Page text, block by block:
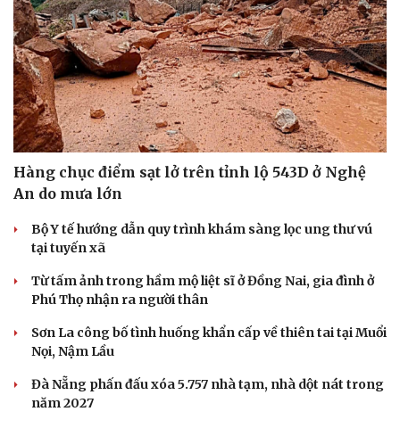
Doanh nghiệp
Thông tin doanh nghiệp
Doanh nghiệp 24h
Doanh nhân
Vì cộng đồng
Công nghệ
Sành điệu
Tin Công nghệ
Trải nghiệm
Chuyển đổi số
Hàng chục điểm sạt lở trên tỉnh lộ 543D ở Nghệ
An do mưa lớn
Bộ Y tế hướng dẫn quy trình khám sàng lọc ung thư vú
tại tuyến xã
Từ tấm ảnh trong hầm mộ liệt sĩ ở Đồng Nai, gia đình ở
Phú Thọ nhận ra người thân
Sơn La công bố tình huống khẩn cấp về thiên tai tại Muổi
Nọi, Nậm Lầu
Đà Nẵng phấn đấu xóa 5.757 nhà tạm, nhà dột nát trong
năm 2027